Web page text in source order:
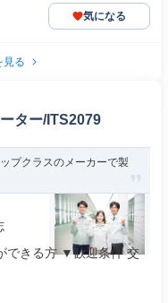
気になる
見る
ター/ITS2079
プクラスのメーカーで製
できる方 ▼歓迎条件 交